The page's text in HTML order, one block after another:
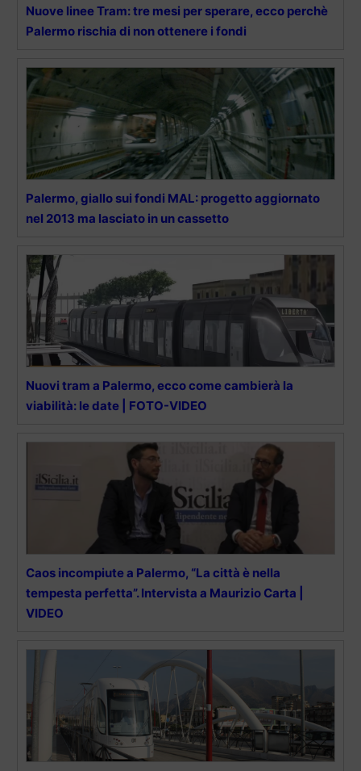
Nuove linee Tram: tre mesi per sperare, ecco perchè
Palermo rischia di non ottenere i fondi
Palermo, giallo sui fondi MAL: progetto aggiornato
nel 2013 ma lasciato in un cassetto
Nuovi tram a Palermo, ecco come cambierà la
viabilità: le date | FOTO-VIDEO
Caos incompiute a Palermo, “La città è nella
tempesta perfetta”. Intervista a Maurizio Carta |
VIDEO